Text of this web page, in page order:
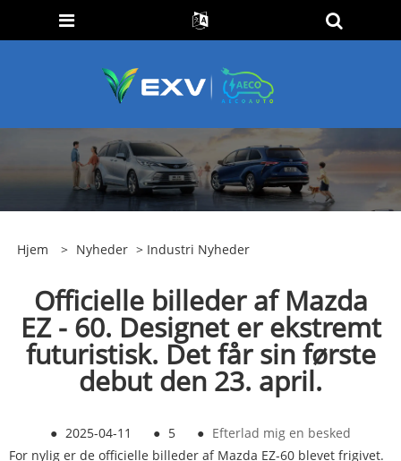
Hjem > Nyheder > Industri Nyheder
Officielle billeder af Mazda
EZ - 60. Designet er ekstremt
futuristisk. Det får sin første
debut den 23. april.
● 2025-04-11 ● 5 ● Efterlad mig en besked
For nylig er de officielle billeder af Mazda EZ-60 blevet frigivet.